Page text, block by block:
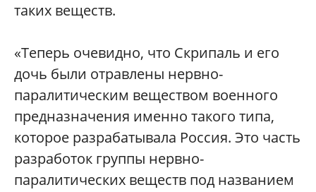
таких веществ.
«Теперь очевидно, что Скрипаль и его
дочь были отравлены нервно-
паралитическим веществом военного
предназначения именно такого типа,
которое разрабатывала Россия. Это часть
разработок группы нервно-
паралитических веществ под названием